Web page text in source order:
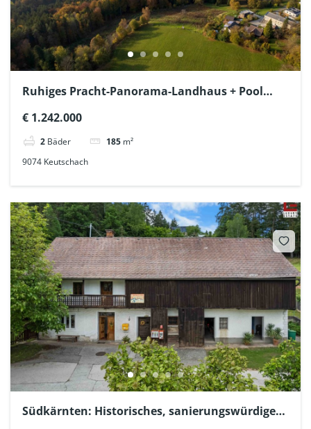
Ruhiges Pracht-Panorama-Landhaus + Pool
€ 1.242.000
2 Bäder 185 m²
9074 Keutschach
Südkärnten: Historisches, sanierungswürdiges